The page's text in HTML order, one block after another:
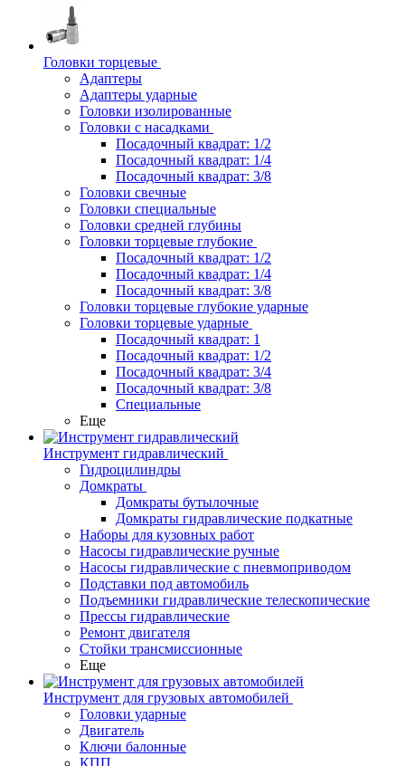
Головки торцевые
Адаптеры
Адаптеры ударные
Головки изолированные
Головки с насадками
Посадочный квадрат: 1/2
Посадочный квадрат: 1/4
Посадочный квадрат: 3/8
Головки свечные
Головки специальные
Головки средней глубины
Головки торцевые глубокие
Посадочный квадрат: 1/2
Посадочный квадрат: 1/4
Посадочный квадрат: 3/8
Головки торцевые глубокие ударные
Головки торцевые ударные
Посадочный квадрат: 1
Посадочный квадрат: 1/2
Посадочный квадрат: 3/4
Посадочный квадрат: 3/8
Специальные
Еще
Инструмент гидравлический
Гидроцилиндры
Домкраты
Домкраты бутылочные
Домкраты гидравлические подкатные
Наборы для кузовных работ
Насосы гидравлические ручные
Насосы гидравлические с пневмоприводом
Подставки под автомобиль
Подъемники гидравлические телескопические
Прессы гидравлические
Ремонт двигателя
Стойки трансмиссионные
Еще
Инструмент для грузовых автомобилей
Головки ударные
Двигатель
Ключи балонные
КПП